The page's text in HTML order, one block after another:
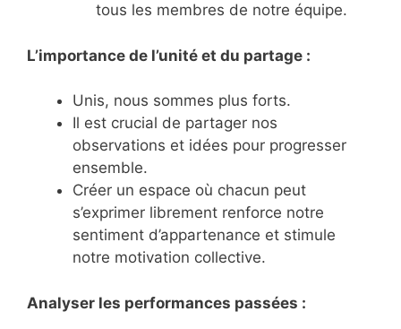
tous les membres de notre équipe.
L’importance de l’unité et du partage :
Unis, nous sommes plus forts.
Il est crucial de partager nos
observations et idées pour progresser
ensemble.
Créer un espace où chacun peut
s’exprimer librement renforce notre
sentiment d’appartenance et stimule
notre motivation collective.
Analyser les performances passées :